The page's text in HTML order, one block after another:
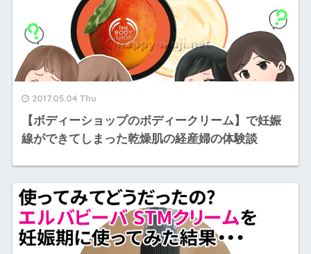
2017.05.04 Thu
【ボディーショップのボディークリーム】で妊娠
線ができてしまった乾燥肌の経産婦の体験談